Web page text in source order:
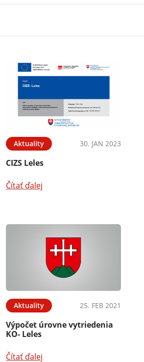
Aktuality 30. JAN 2023
CIZS Leles
Čítať ďalej
Aktuality 25. FEB 2021
Výpočet úrovne vytriedenia
KO- Leles
Čítať ďalej